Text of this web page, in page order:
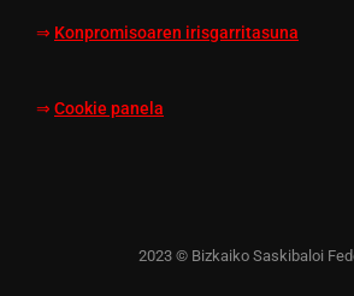
⇒ Konpromisoaren irisgarritasuna
⇒ Cookie panela
2023 © Bizkaiko Saskibaloi